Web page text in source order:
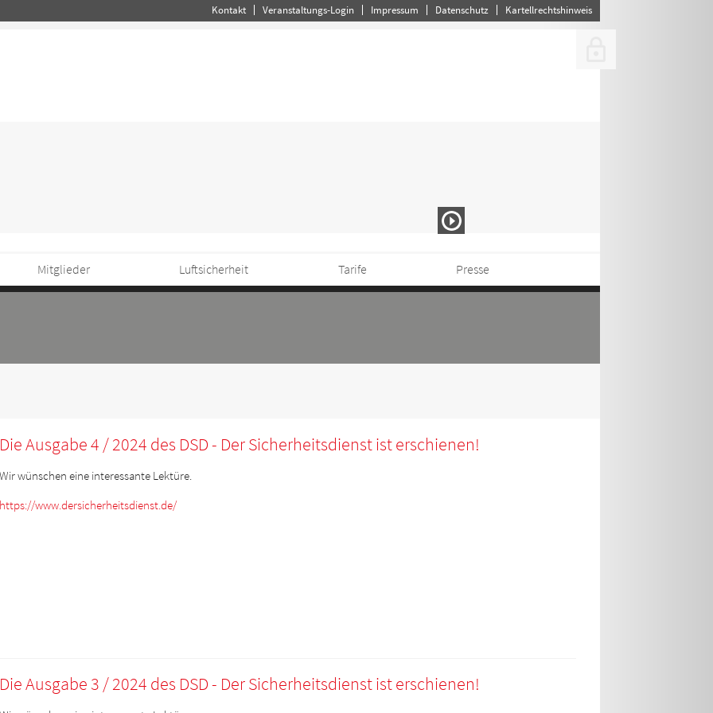
Kontakt Veranstaltungs-Login Impressum Datenschutz Kartellrechtshinweis
Mitglieder Luftsicherheit Tarife Presse
Die Ausgabe 4 / 2024 des DSD - Der Sicherheitsdienst ist erschienen!
Wir wünschen eine interessante Lektüre.
https://www.dersicherheitsdienst.de/
Die Ausgabe 3 / 2024 des DSD - Der Sicherheitsdienst ist erschienen!